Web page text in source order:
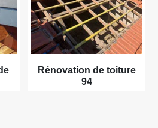
Rénovation de toiture
94